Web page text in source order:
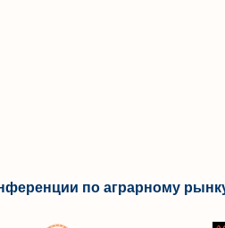
по аграрному